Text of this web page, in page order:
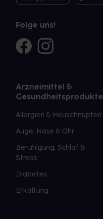
Folge uns!
Arzneimittel &
Gesundheitsprodukte
Allergien & Heuschnupfen
Auge, Nase & Ohr
Beruhigung, Schlaf &
Stress
Diabetes
Erkältung